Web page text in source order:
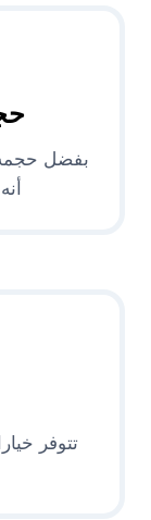
بفضل حجمه
تتوفر